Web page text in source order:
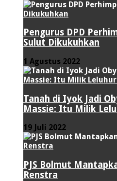
Pengurus DPD
Sulut Dikukuhkan
1 Agustus 2022
Tanah di Iyok Jadi
Massie: Itu Milik
19 Juli 2022
PJS Bolmut
Renstra